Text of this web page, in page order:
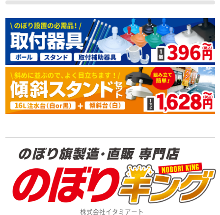
株式会社イタミアート